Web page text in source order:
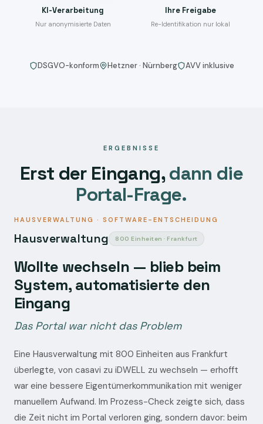
KI-Verarbeitung
Nur anonymisierte Daten
Ihre Freigabe
Re-Identifikation nur lokal
DSGVO-konform Hetzner · Nürnberg AVV inklusive
ERGEBNISSE
Erst der Eingang,dann die
Portal-Frage.
HAUSVERWALTUNG · SOFTWARE-ENTSCHEIDUNG
Hausverwaltung 800 Einheiten · Frankfurt
Wollte wechseln — blieb beim
System, automatisierte den
Eingang
Das Portal war nicht das Problem
Eine Hausverwaltung mit 800 Einheiten aus Frankfurt
überlegte, von casavi zu iDWELL zu wechseln — erhofft
war eine bessere Eigentümerkommunikation mit weniger
manuellem Aufwand. Im Prozess-Check zeigte sich, dass
die Zeit nicht im Portal verloren ging, sondern davor: beim